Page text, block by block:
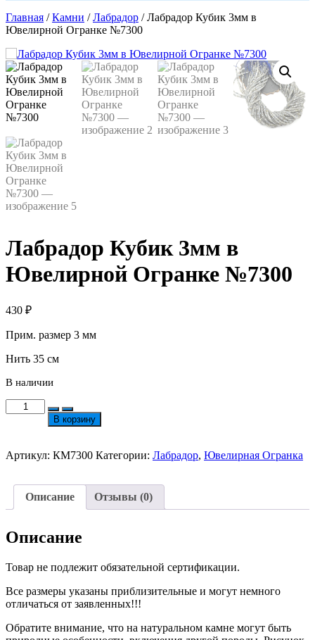
Главная /Камни /Лабрадор / Лабрадор Кубик 3мм в
Ювелирной Огранке №7300
Лабрадор Кубик 3мм в
Ювелирной Огранке №7300
430 ₽
Прим. размер 3 мм
Нить 35 см
В наличии
Количество
товара
Лабрадор
3мм
Огранке
№7300
В корзину
Артикул: КМ7300 Категории: Лабрадор, Ювелирная Огранка
Описание Отзывы (0)
Описание
Товар не подлежит обязательной сертификации.
Все размеры указаны приблизительные и могут немного
отличаться от заявленных!!!
Обратите внимание, что на натуральном камне могут быть